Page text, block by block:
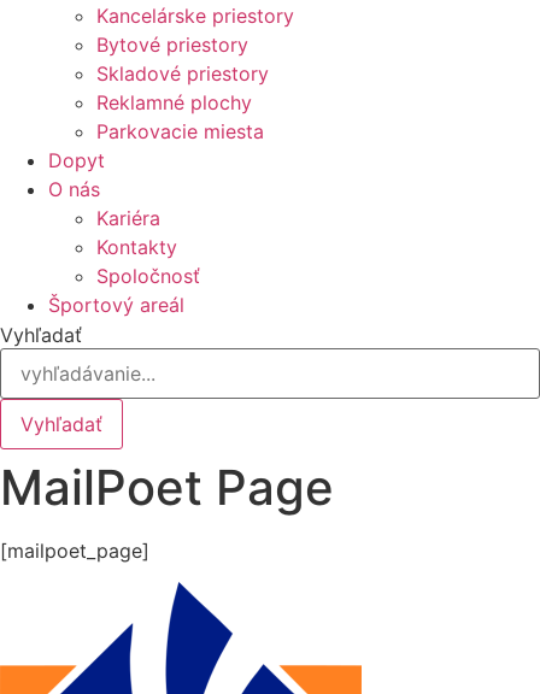
Kancelárske priestory
Bytové priestory
Skladové priestory
Reklamné plochy
Parkovacie miesta
Dopyt
O nás
Kariéra
Kontakty
Spoločnosť
Športový areál
Vyhľadať
Vyhľadať
MailPoet Page
[mailpoet_page]